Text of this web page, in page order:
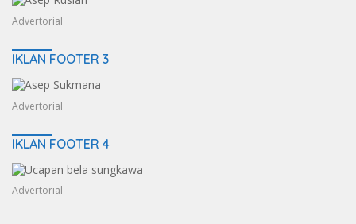
Advertorial
IKLAN FOOTER 3
Advertorial
IKLAN FOOTER 4
Advertorial